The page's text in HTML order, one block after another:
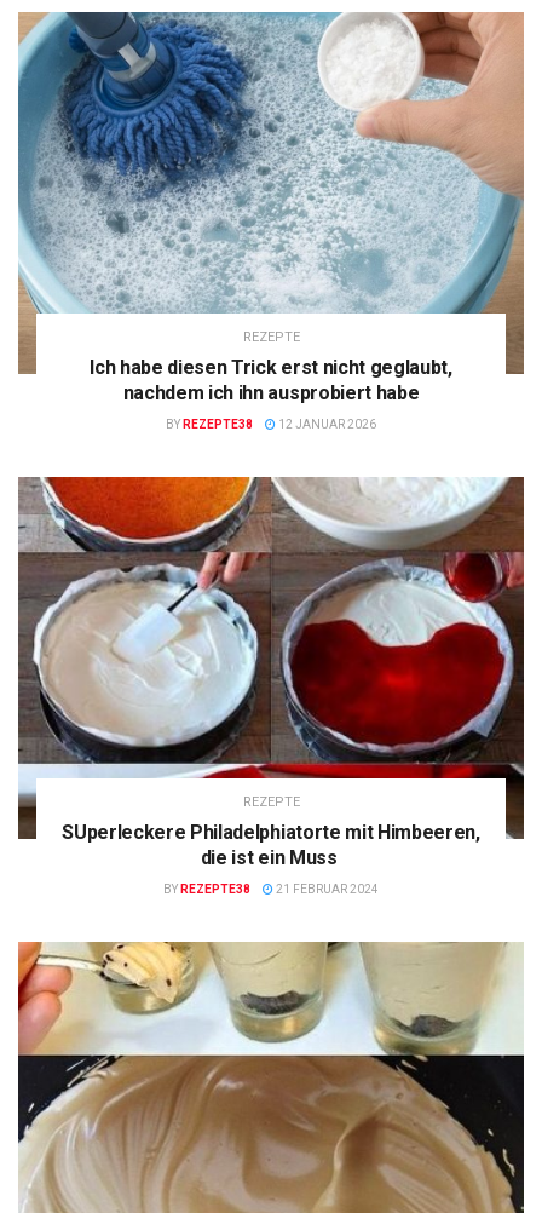
REZEPTE
Ich habe diesen Trick erst nicht geglaubt,
nachdem ich ihn ausprobiert habe
BY REZEPTE38 12 JANUAR 2026
REZEPTE
SUperleckere Philadelphiatorte mit Himbeeren,
die ist ein Muss
BY REZEPTE38 21 FEBRUAR 2024